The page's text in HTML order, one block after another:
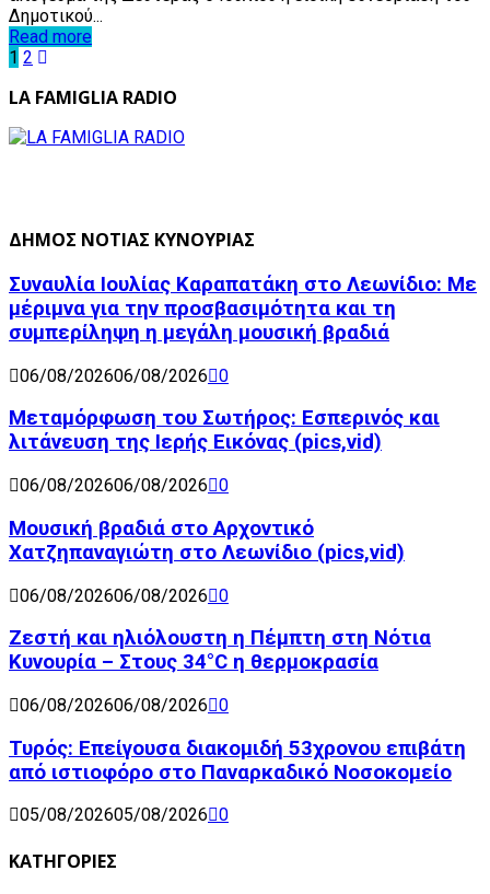
Δημοτικού...
Read more
Posts
pagination
1 2
LA FAMIGLIA RADIO
ΔΗΜΟΣ ΝΟΤΙΑΣ ΚΥΝΟΥΡΙΑΣ
Συναυλία Ιουλίας Καραπατάκη στο Λεωνίδιο: Με
μέριμνα για την προσβασιμότητα και τη
συμπερίληψη η μεγάλη μουσική βραδιά
06/08/202606/08/2026 0
Μεταμόρφωση του Σωτήρος: Εσπερινός και
λιτάνευση της Ιερής Εικόνας (pics,vid)
06/08/202606/08/2026 0
Μουσική βραδιά στο Αρχοντικό
Χατζηπαναγιώτη στο Λεωνίδιο (pics,vid)
06/08/202606/08/2026 0
Ζεστή και ηλιόλουστη η Πέμπτη στη Νότια
Κυνουρία – Στους 34°C η θερμοκρασία
06/08/202606/08/2026 0
Τυρός: Επείγουσα διακομιδή 53χρονου επιβάτη
από ιστιοφόρο στο Παναρκαδικό Νοσοκομείο
05/08/202605/08/2026 0
ΚΑΤΗΓΟΡΙΕΣ